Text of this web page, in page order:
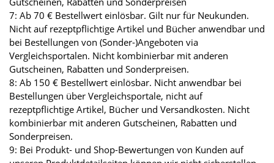
7: Ab 70 € Bestellwert einlösbar. Gilt nur für Neukunden.
Nicht auf rezeptpflichtige Artikel und Bücher anwendbar und
bei Bestellungen von (Sonder-)Angeboten via
Vergleichsportalen. Nicht kombinierbar mit anderen
Gutscheinen, Rabatten und Sonderpreisen.
8: Ab 150 € Bestellwert einlösbar. Nicht anwendbar bei
Bestellungen über Vergleichsportale, nicht auf
rezeptpflichtige Artikel, Bücher und Versandkosten. Nicht
kombinierbar mit anderen Gutscheinen, Rabatten und
Sonderpreisen.
9: Bei Produkt- und Shop-Bewertungen von Kunden auf